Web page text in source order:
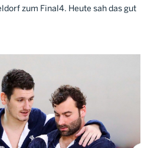
zum Final4. Heute sah das gut